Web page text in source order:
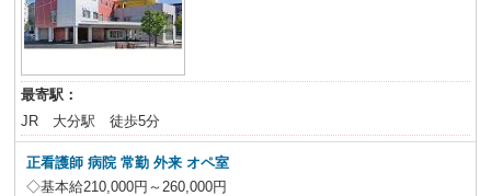
最寄駅：
JR 大分駅 徒歩5分
正看護師 病院 常勤 外来 オペ室
◇基本給210,000円～260,000円